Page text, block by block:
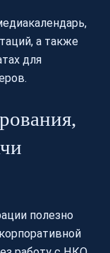
а также
для
полезно